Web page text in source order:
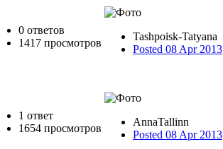
0 ответов
1417 просмотров
Tashpoisk-Tatyana
Posted 08 Apr 2013
1 ответ
1654 просмотров
AnnaTallinn
Posted 08 Apr 2013